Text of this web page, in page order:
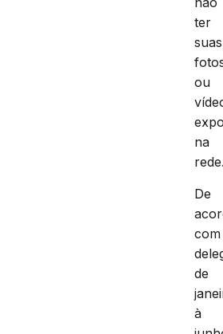
ter
suas
ou
na
De
com
de
à